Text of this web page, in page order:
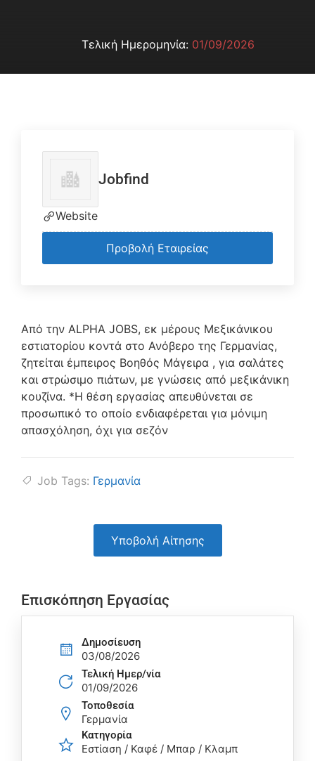
Τελική Ημερομηνία: 01/09/2026
Από την ALPHA JOBS, εκ μέρους Μεξικάνικου
εστιατορίου κοντά στο Ανόβερο της Γερμανίας,
ζητείται έμπειρος Βοηθός Μάγειρα , για σαλάτες
και στρώσιμο πιάτων, με γνώσεις από μεξικάνικη
κουζίνα. *Η θέση εργασίας απευθύνεται σε
προσωπικό το οποίο ενδιαφέρεται για μόνιμη
απασχόληση, όχι για σεζόν
Job Tags: Γερμανία
Υποβολή Αίτησης
Επισκόπηση Εργασίας
Δημοσίευση
03/08/2026
Τελική Ημερ/νία
01/09/2026
Τοποθεσία
Γερμανία
Κατηγορία
Εστίαση / Καφέ / Μπαρ / Κλαμπ
Jobfind
Website
Προβολή Εταιρείας